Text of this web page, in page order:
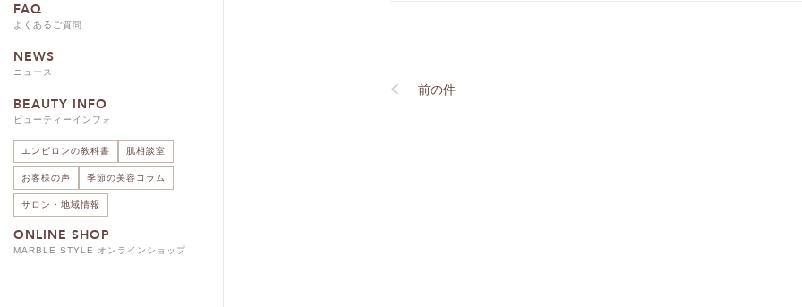
FAQ
よくあるご質問
NEWS
ニュース
BEAUTY INFO
ビューティーインフォ
エンビロンの教科書 肌相談室
お客様の声 季節の美容コラム
サロン・地域情報
ONLINE SHOP
MARBLE STYLE オンラインショップ
前の件